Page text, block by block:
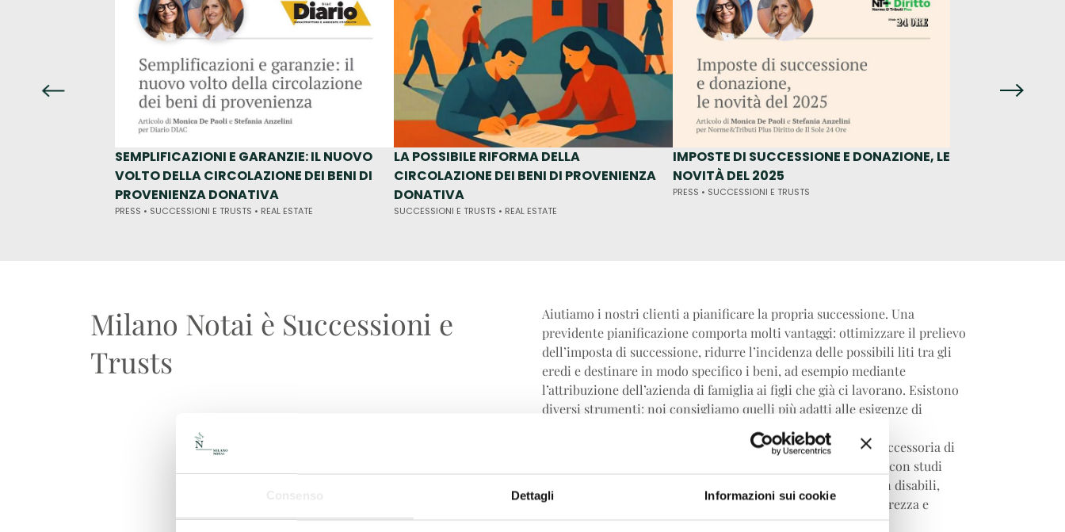
Dettagli Informazioni sui cookie
SEMPLIFICAZIONI E GARANZIE: IL NUOVO
VOLTO DELLA CIRCOLAZIONE DEI BENI DI
PROVENIENZA DONATIVA
PRESS • SUCCESSIONI E TRUSTS • REAL ESTATE
LA POSSIBILE RIFORMA DELLA
CIRCOLAZIONE DEI BENI DI PROVENIENZA
DONATIVA
SUCCESSIONI E TRUSTS • REAL ESTATE
IMPOSTE DI SUCCESSIONE E DONAZIONE, LE
NOVITÀ DEL 2025
PRESS • SUCCESSIONI E TRUSTS
Milano Notai è Successioni e
Trusts
Aiutiamo i nostri clienti a pianificare la propria successione. Una
previdente pianificazione comporta molti vantaggi: ottimizzare il prelievo
dell’imposta di successione, ridurre l’incidenza delle possibili liti tra gli
eredi e destinare in modo specifico i beni, ad esempio mediante
l’attribuzione dell’azienda di famiglia ai figli che già ci lavorano. Esistono
diversi strumenti: noi consigliamo quelli più adatti alle esigenze di
Milano Notai ha una vasta esperienza nella pianificazione successoria di
cittadini europei, grazie anche alla reciproca collaborazione con studi
legali internazionali. Inoltre, accompagniamo le famiglie con disabili,
individuando gli strumenti più idonei per garantire loro sicurezza e
stabilità per il durante e dopo di noi.